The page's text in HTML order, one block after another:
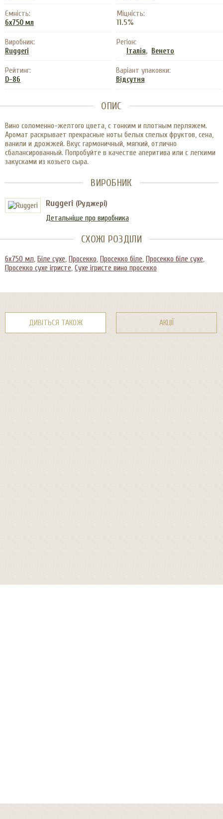
Ємність:
6x750 мл
Міцність:
11.5%
Виробник:
Ruggeri
Регіон:
Італія, Венето
Рейтинг:
D-86
Варіант упаковки:
Відсутня
ОПИС
Вино соломенно-желтого цвета, с тонким и плотным перляжем.
Аромат раскрывает прекрасные ноты белых спелых фруктов, сена,
ванили и дрожжей. Вкус гармоничный, мягкий, отлично
сбалансированный. Попробуйте в качестве аперитива или с легкими
закусками из козьего сыра.
ВИРОБНИК
Ruggeri (Руджері)
Детальніше про виробника
СХОЖІ РОЗДІЛИ
6х750 мл, Біле сухе, Просекко, Просекко біле, Просекко біле сухе,
Просекко сухе ігристе, Сухе ігристе вино просекко
ДИВІТЬСЯ ТАКОЖ АКЦІЇ